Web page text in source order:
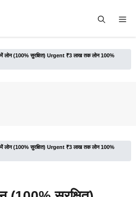
लोन (100% सुरक्षित) Urgent ₹3 लाख तक लोन 100%
लोन (100% सुरक्षित) Urgent ₹3 लाख तक लोन 100%